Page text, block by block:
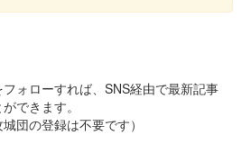
年記念事業として復興された小田原城
（土）に、累計来場者3,000万人を達成
た限定御城印。シンプルな白地に天守
ォローすれば、SNS経由で最新記事
できます。
団の登録は不要です）